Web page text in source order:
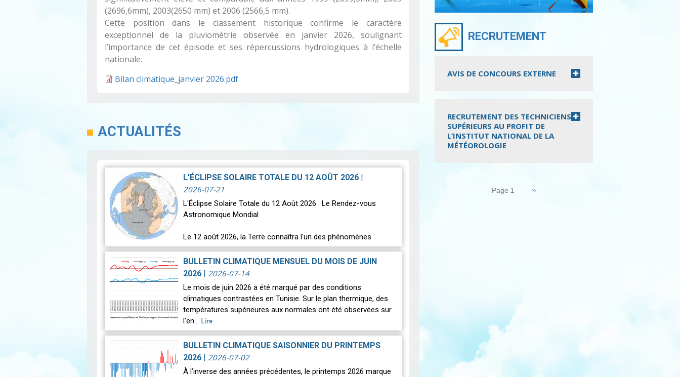
(2696,6mm), 2003(2650 mm) et 2006 (2566,5 mm).
Cette position dans le classement historique confirme le caractère
exceptionnel de la pluviométrie observée en janvier 2026, soulignant
l’importance de cet épisode et ses répercussions hydrologiques à l’échelle
nationale.
Bilan climatique_janvier 2026.pdf
ACTUALITÉS
L'ÉCLIPSE SOLAIRE TOTALE DU 12 AOÛT 2026 |
2026-07-21
L'Éclipse Solaire Totale du 12 Août 2026 : Le Rendez-vous
Astronomique Mondial
Le 12 août 2026, la Terre connaîtra l'un des phénomènes
astronomiques les plus spectaculaires : une…Lire
BULLETIN CLIMATIQUE MENSUEL DU MOIS DE JUIN
2026 | 2026-07-14
Le mois de juin 2026 a été marqué par des conditions
climatiques contrastées en Tunisie. Sur le plan thermique, des
températures supérieures aux normales ont été observées sur
l'en… Lire
BULLETIN CLIMATIQUE SAISONNIER DU PRINTEMPS
2026 | 2026-07-02
À l’inverse des années précédentes, le printemps 2026 marque
RECRUTEMENT
AVIS DE CONCOURS EXTERNE
RECRUTEMENT DES TECHNICIENS
SUPÉRIEURS AU PROFIT DE
L’INSTITUT NATIONAL DE LA
MÉTÉOROLOGIE
Page 1 Page
››